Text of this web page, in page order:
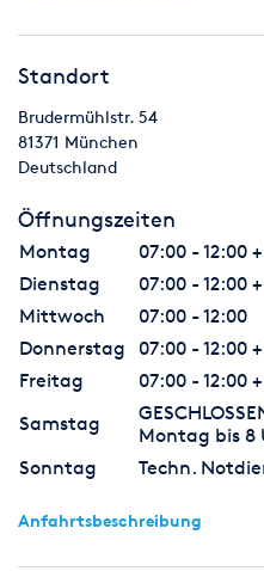
Standort
Brudermühlstr. 54
81371 München
Deutschland
Öffnungszeiten
Montag
07:00 - 12:00
Dienstag
07:00 - 12:00
Mittwoch
07:00 - 12:00
Donnerstag
07:00 - 12:00
Freitag
07:00 - 12:00
Samstag
Montag bis 8
Sonntag
Techn.
Anfahrtsbeschreibung